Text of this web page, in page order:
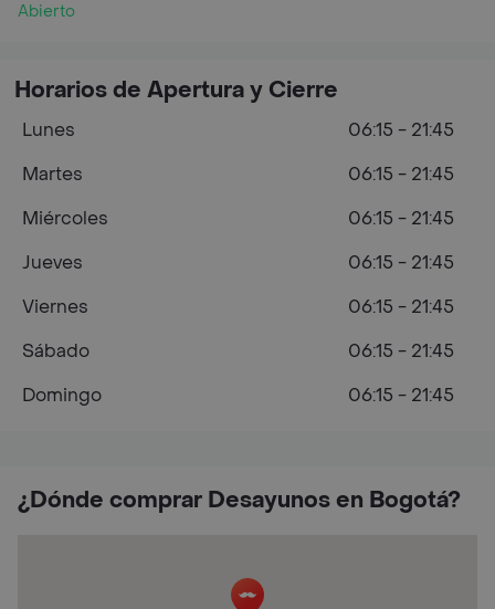
Abierto
¿Dónde comprar Desayunos en Bogotá?
Horarios de Apertura y Cierre
Lunes
06:15 - 21:45
Martes
06:15 - 21:45
Miércoles
06:15 - 21:45
Jueves
06:15 - 21:45
Viernes
06:15 - 21:45
Sábado
06:15 - 21:45
Domingo
06:15 - 21:45